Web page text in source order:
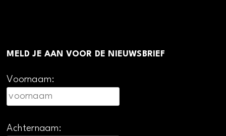
MELD JE AAN VOOR DE NIEUWSBRIEF
Voornaam:
Achternaam: